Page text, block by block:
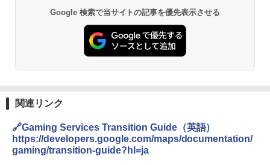
Google 検索で当サイトの記事を優先表示させる
関連リンク
🔗Gaming Services Transition Guide（英語）
https://developers.google.com/maps/documentation/
gaming/transition-guide?hl=ja